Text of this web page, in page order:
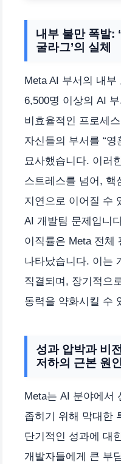
내부 불만 폭발:
굴라그’의 실체
Meta AI 부서의 내
6,500명 이상의 AI
비효율적인 프로세
자신들의 부서를 “
묘사했습니다. 이러
스트레스를 넘어, 핵
지연으로 이어질 수
AI 개발팀 문제입니
이직률은 Meta 전체
나타났습니다. 이는
직결되며, 장기적으
동력을 약화시킬 수
성과 압박과 비
저하의 근본 원인
Meta는 AI 분야에서
좁히기 위해 막대한
단기적인 성과에 대
개발자들에게 큰 부